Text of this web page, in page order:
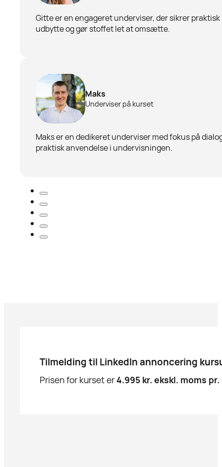
Gitte er en engageret underviser, der sikrer praktisk
udbytte og gør stoffet let at omsætte.
Maks
Underviser på kurset
Maks er en dedikeret underviser med fokus på
praktisk anvendelse i undervisningen.
Tilmelding til LinkedIn annoncering
Prisen for kurset er4.995 kr. ekskl. moms